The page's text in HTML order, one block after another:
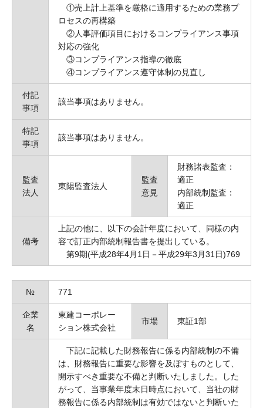
①売上計上基準を厳格に適用するための業務プ
ロセスの再構築
②人事評価項目におけるコンプライアンス事項
対応の強化
③コンプライアンス指導の徹底
④コンプライアンス遵守体制の見直し
付記
事項
該当事項はありません。
特記
事項
該当事項はありません。
監査
法人
東陽監査法人
監査
意見
財務諸表監査：
適正
内部統制監査：
適正
備考
上記の他に、以下の会計年度において、同様の内
容で訂正内部統制報告書を提出している。
第9期(平成28年4月1日－平成29年3月31日)769
№ 771
企業
名
東建コーポレー
ション株式会社
市場 東証1部
下記に記載した財務報告に係る内部統制の不備
は、財務報告に重要な影響を及ぼすものとして、
開示すべき重要な不備と判断いたしました。した
がって、当事業年度末日時点において、当社の財
務報告に係る内部統制は有効ではないと判断いた